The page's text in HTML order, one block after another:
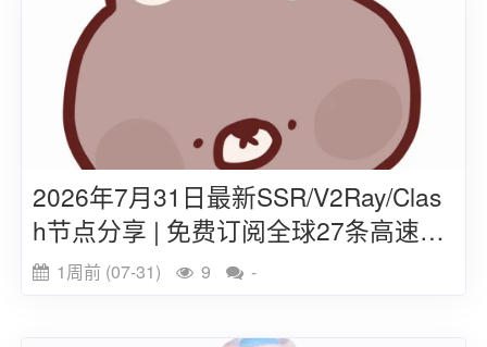
2026年7月31日最新SSR/V2Ray/Clas
h节点分享 | 免费订阅全球27条高速线
路 1周前 (07-31) 9 -